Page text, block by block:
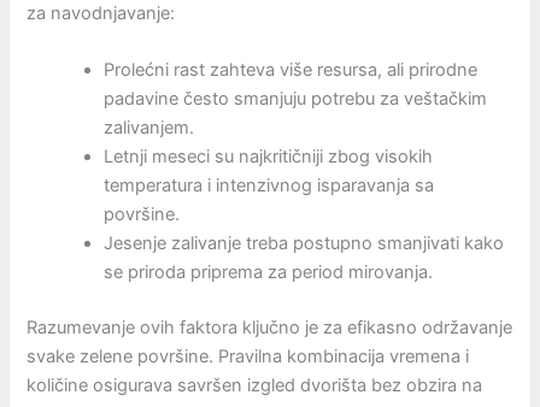
za navodnjavanje:
Prolećni rast zahteva više resursa, ali prirodne
padavine često smanjuju potrebu za veštačkim
zalivanjem.
Letnji meseci su najkritičniji zbog visokih
temperatura i intenzivnog isparavanja sa
površine.
Jesenje zalivanje treba postupno smanjivati kako
se priroda priprema za period mirovanja.
Razumevanje ovih faktora ključno je za efikasno održavanje
svake zelene površine. Pravilna kombinacija vremena i
količine osigurava savršen izgled dvorišta bez obzira na